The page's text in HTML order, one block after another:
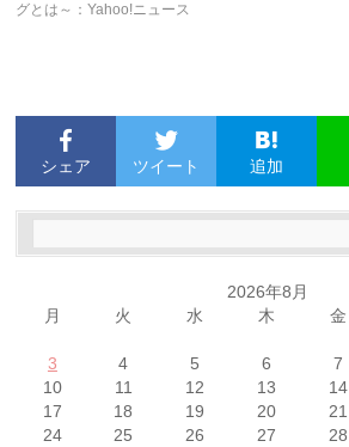
グとは～：Yahoo!ニュース
シェア ツイート 追加
2026年8月
月
火 水 木 金
3
4 5 6 7
10
11 12 13 14
17
18 19 20 21
24
25 26 27 28